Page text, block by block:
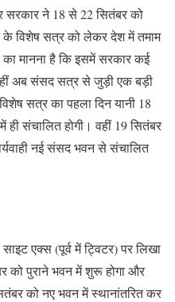
सरकार ने 18 से 22 सितंबर को
विशेष सत्र को लेकर देश में तमाम
मानना है कि इसमें सरकार कई
अब संसद सत्र से जुड़ी एक बड़ी
सत्र का पहला दिन यानी 18
ही संचालित होगी। वहीं 19 सितंबर
नई संसद भवन से संचालित
एक्स (पूर्व में ट्विटर) पर लिखा
को पुराने भवन में शुरू होगा और
को नए भवन में स्थानांतरित कर